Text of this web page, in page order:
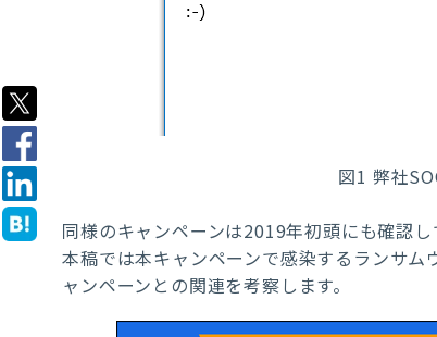
図1 弊社
同様のキャンペーンは2019年初頭にも確認し
本稿では本キャンペーンで感染するランサム
ャンペーンとの関連を考察します。